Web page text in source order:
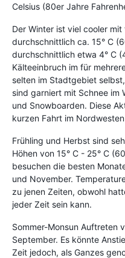
Celsius (80er Jahre
Der Winter ist viel cooler
durchschnittlich ca. 15° C
durchschnittlich etwa 4° C
Kälteeinbruch im für
selten im Stadtgebiet
sind garniert mit Schnee im
und Snowboarden. Diese
kurzen Fahrt im
Frühling und Herbst sind
Höhen von 15° C - 25° C
besuchen die besten
und November.
zu jenen Zeiten, obwohl
jeder Zeit sein kann.
Sommer-Monsun Auftreten
September. Es könnte
Zeit jedoch, als Ganzes